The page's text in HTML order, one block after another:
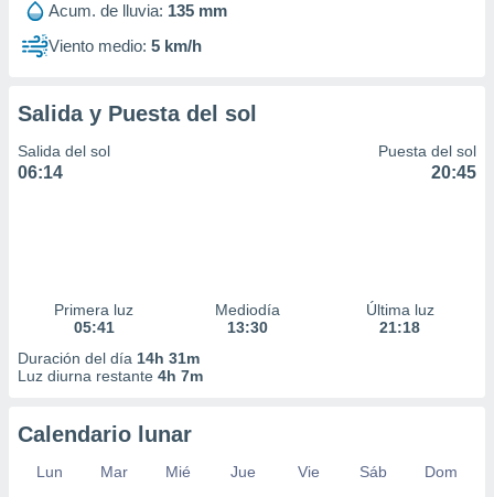
Acum. de lluvia: 135 mm
Viento medio: 5 km/h
Salida y Puesta del sol
Salida del sol
06:14
Puesta del sol
20:45
Primera luz
05:41
Mediodía
13:30
Última luz
21:18
Duración del día 14h 31m
Luz diurna restante 4h 7m
Calendario lunar
Lun Mar Mié Jue Vie Sáb
Dom